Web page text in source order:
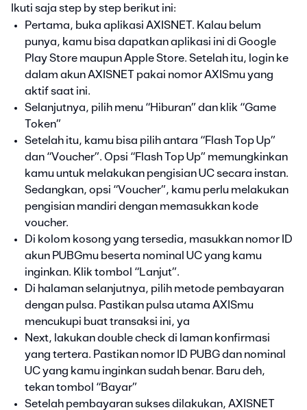
Ikuti saja step by step berikut ini:
Pertama, buka aplikasi AXISNET. Kalau belum
punya, kamu bisa dapatkan aplikasi ini di Google
Play Store maupun Apple Store. Setelah itu, login ke
dalam akun AXISNET pakai nomor AXISmu yang
aktif saat ini.
Selanjutnya, pilih menu “Hiburan” dan klik “Game
Token”
Setelah itu, kamu bisa pilih antara “Flash Top Up”
dan “Voucher”. Opsi “Flash Top Up” memungkinkan
kamu untuk melakukan pengisian UC secara instan.
Sedangkan, opsi “Voucher”, kamu perlu melakukan
pengisian mandiri dengan memasukkan kode
voucher.
Di kolom kosong yang tersedia, masukkan nomor ID
akun PUBGmu beserta nominal UC yang kamu
inginkan. Klik tombol “Lanjut”.
Di halaman selanjutnya, pilih metode pembayaran
dengan pulsa. Pastikan pulsa utama AXISmu
mencukupi buat transaksi ini, ya
Next, lakukan double check di laman konfirmasi
yang tertera. Pastikan nomor ID PUBG dan nominal
UC yang kamu inginkan sudah benar. Baru deh,
tekan tombol “Bayar”
Setelah pembayaran sukses dilakukan, AXISNET